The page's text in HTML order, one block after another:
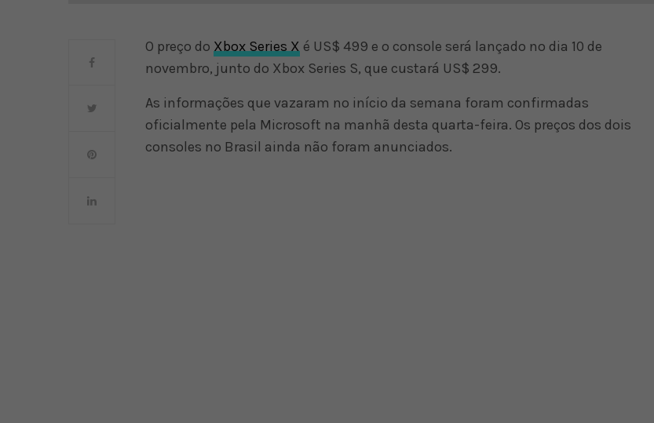
O preço do Xbox Series X é US$ 499 e o console será lançado no dia 10 de
novembro, junto do Xbox Series S, que custará US$ 299.
As informações que vazaram no início da semana foram confirmadas
oficialmente pela Microsoft na manhã desta quarta-feira. Os preços dos dois
consoles no Brasil ainda não foram anunciados.